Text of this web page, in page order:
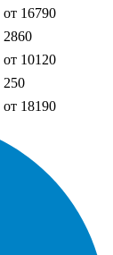
от 16790
2860
от 10120
250
от 18190